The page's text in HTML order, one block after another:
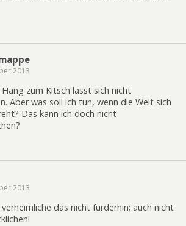
2013
zum Kitsch lässt sich nicht
Aber was soll ich tun, wenn die Welt sich
Das kann ich doch nicht
2013
das nicht fürderhin; auch nicht